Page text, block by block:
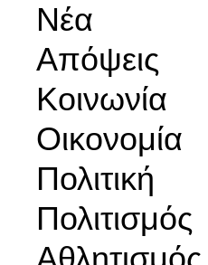
Νέα
Απόψεις
Κοινωνία
Οικονομία
Πολιτική
Πολιτισμός